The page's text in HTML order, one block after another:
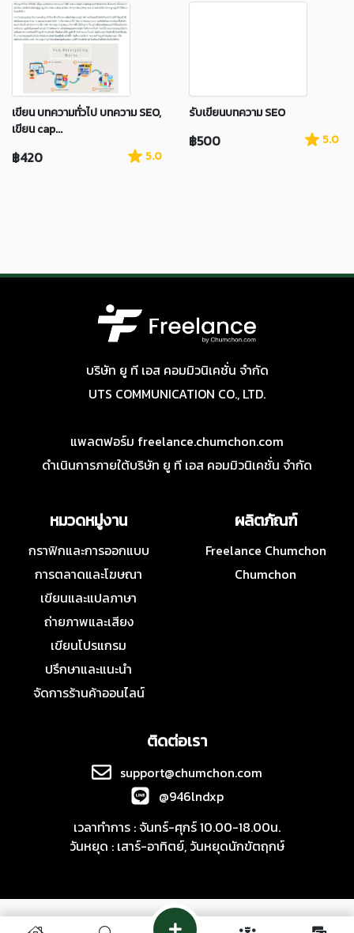
เขียน บทความทั่วไป บทความ SEO,
เขียน cap...
฿420 5.0
รับเขียนบทความ SEO
฿500 5.0
บริษัท ยู ที เอส คอมมิวนิเคชั่น จำกัด
UTS COMMUNICATION CO., LTD.
แพลตฟอร์ม freelance.chumchon.com
ดำเนินการภายใต้บริษัท ยู ที เอส คอมมิวนิเคชั่น จำกัด
หมวดหมู่งาน
กราฟิกและการออกแบบ
การตลาดและโฆษณา
เขียนและแปลภาษา
ถ่ายภาพและเสียง
เขียนโปรแกรม
ปรึกษาและแนะนำ
จัดการร้านค้าออนไลน์
ผลิตภัณฑ์
Freelance Chumchon
Chumchon
ติดต่อเรา
support@chumchon.com
@946lndxp
เวลาทำการ : จันทร์-ศุกร์ 10.00-18.00น.
วันหยุด : เสาร์-อาทิตย์, วันหยุดนักขัตฤกษ์